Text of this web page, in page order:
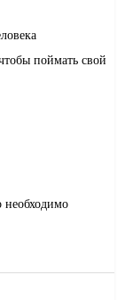
поймать свой